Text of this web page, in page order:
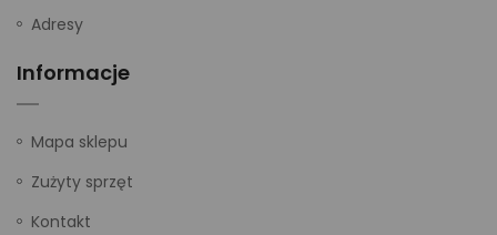
Adresy
Informacje
Mapa sklepu
Zużyty sprzęt
Kontakt